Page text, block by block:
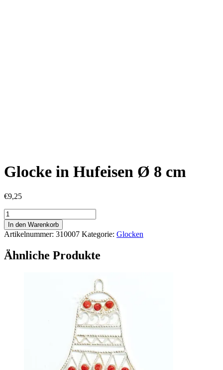
Glocke in Hufeisen Ø 8 cm
€9,25
Glocke
in
Hufeisen
Ø
8
cm
In den Warenkorb
Artikelnummer: 310007 Kategorie: Glocken
Ähnliche Produkte